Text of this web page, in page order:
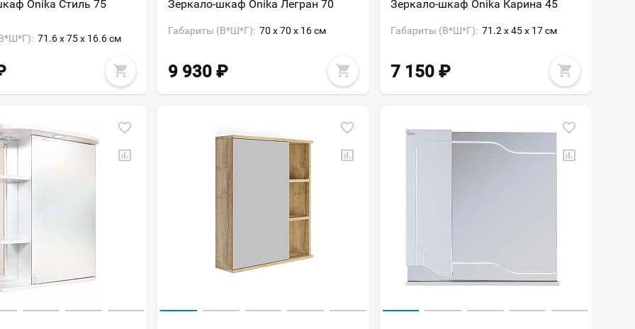
Onika Стиль 75
71.6 x 75 x 16.6 см
Зеркало-шкаф Onika Легран 70
Габариты (В*Ш*Г): 70 x 70 x 16 см
9 930 ₽
Зеркало-шкаф Onika Карина 45
Габариты (В*Ш*Г): 71.2 x 45 x 17 см
7 150 ₽